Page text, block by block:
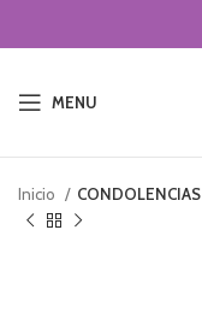
MENU
Inicio CONDOLENCIAS